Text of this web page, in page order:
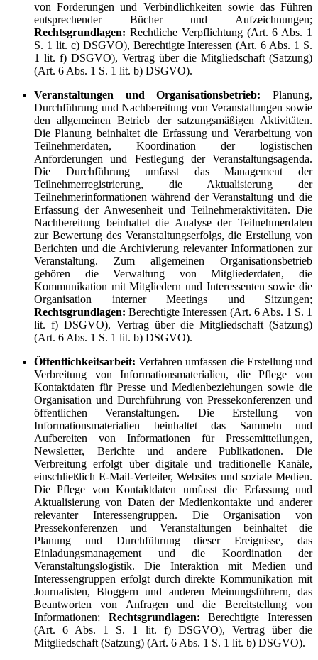
von Forderungen und Verbindlichkeiten sowie das Führen
entsprechender Bücher und Aufzeichnungen;
Rechtsgrundlagen: Rechtliche Verpflichtung (Art. 6 Abs. 1
S. 1 lit. c) DSGVO), Berechtigte Interessen (Art. 6 Abs. 1 S.
1 lit. f) DSGVO), Vertrag über die Mitgliedschaft (Satzung)
(Art. 6 Abs. 1 S. 1 lit. b) DSGVO).
Veranstaltungen und Organisationsbetrieb: Planung,
Durchführung und Nachbereitung von Veranstaltungen sowie
den allgemeinen Betrieb der satzungsmäßigen Aktivitäten.
Die Planung beinhaltet die Erfassung und Verarbeitung von
Teilnehmerdaten, Koordination der logistischen
Anforderungen und Festlegung der Veranstaltungsagenda.
Die Durchführung umfasst das Management der
Teilnehmerregistrierung, die Aktualisierung der
Teilnehmerinformationen während der Veranstaltung und die
Erfassung der Anwesenheit und Teilnehmeraktivitäten. Die
Nachbereitung beinhaltet die Analyse der Teilnehmerdaten
zur Bewertung des Veranstaltungserfolgs, die Erstellung von
Berichten und die Archivierung relevanter Informationen zur
Veranstaltung. Zum allgemeinen Organisationsbetrieb
gehören die Verwaltung von Mitgliederdaten, die
Kommunikation mit Mitgliedern und Interessenten sowie die
Organisation interner Meetings und Sitzungen;
Rechtsgrundlagen: Berechtigte Interessen (Art. 6 Abs. 1 S. 1
lit. f) DSGVO), Vertrag über die Mitgliedschaft (Satzung)
(Art. 6 Abs. 1 S. 1 lit. b) DSGVO).
Öffentlichkeitsarbeit:Verfahren umfassen die Erstellung und
Verbreitung von Informationsmaterialien, die Pflege von
Kontaktdaten für Presse und Medienbeziehungen sowie die
Organisation und Durchführung von Pressekonferenzen und
öffentlichen Veranstaltungen. Die Erstellung von
Informationsmaterialien beinhaltet das Sammeln und
Aufbereiten von Informationen für Pressemitteilungen,
Newsletter, Berichte und andere Publikationen. Die
Verbreitung erfolgt über digitale und traditionelle Kanäle,
einschließlich E-Mail-Verteiler, Websites und soziale Medien.
Die Pflege von Kontaktdaten umfasst die Erfassung und
Aktualisierung von Daten der Medienkontakte und anderer
relevanter Interessengruppen. Die Organisation von
Pressekonferenzen und Veranstaltungen beinhaltet die
Planung und Durchführung dieser Ereignisse, das
Einladungsmanagement und die Koordination der
Veranstaltungslogistik. Die Interaktion mit Medien und
Interessengruppen erfolgt durch direkte Kommunikation mit
Journalisten, Bloggern und anderen Meinungsführern, das
Beantworten von Anfragen und die Bereitstellung von
Informationen; Rechtsgrundlagen: Berechtigte Interessen
(Art. 6 Abs. 1 S. 1 lit. f) DSGVO), Vertrag über die
Mitgliedschaft (Satzung) (Art. 6 Abs. 1 S. 1 lit. b) DSGVO).